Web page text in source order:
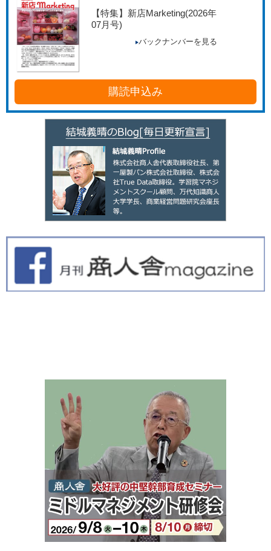
【特集】新店Marketing(2026年
07月号)
バックナンバーを見る
購読申込み